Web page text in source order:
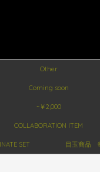
Other
Coming soon
~￥2,000
COLLABORATION ITEM
SET 目玉商品